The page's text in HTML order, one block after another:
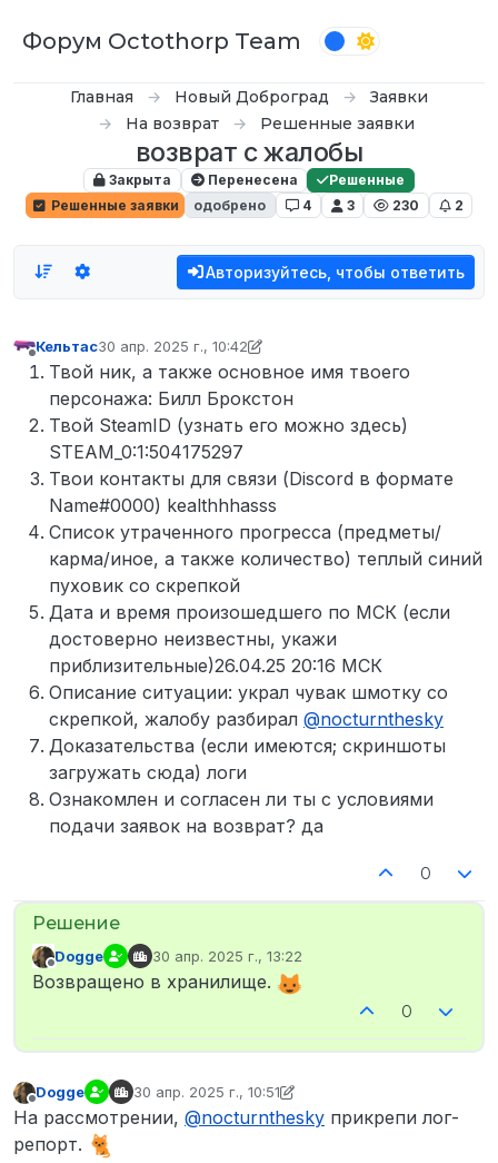
Форум Octothorp Team
Главная Новый Доброград
Заявки
На возврат
Решенные заявки
возврат с жалобы
Закрыта Перенесена
Решенные
Решенные заявки
одобрено 4 3 230 2
Авторизуйтесь, чтобы ответить
Не в сети
Кельтас30 апр. 2025 г., 10:42
отредактировано NocturnTheSky
Твой ник, а также основное имя твоего
персонажа: Билл Брокстон
Твой SteamID (узнать его можно здесь)
STEAM_0:1:504175297
Твои контакты для связи (Discord в формате
Name#0000) kealthhhasss
Список утраченного прогресса (предметы/
карма/иное, а также количество) теплый синий
пуховик со скрепкой
Дата и время произошедшего по МСК (если
достоверно неизвестны, укажи
приблизительные)26.04.25 20:16 МСК
Описание ситуации: украл чувак шмотку со
скрепкой, жалобу разбирал @nocturnthesky
Доказательства (если имеются; скриншоты
загружать сюда) логи
Ознакомлен и согласен ли ты с условиями
подачи заявок на возврат? да
0
Не в сети
Dogge 30 апр. 2025 г., 13:22
отредактировано
Возвращено в хранилище.
0
Не в сети
Dogge 30 апр. 2025 г., 10:51
отредактировано NocturnTheSky
На рассмотрении, @nocturnthesky прикрепи лог-
репорт.